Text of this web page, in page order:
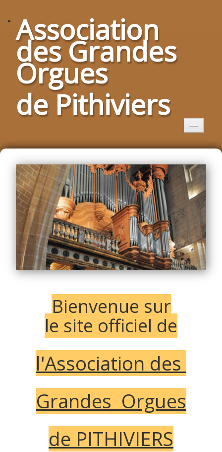
Association
des Grandes
Orgues
de Pithiviers
Accueil
Les Grandes Orgues
Restauration
Titulaire et suppléants
Enregistrements
Facebook et Contact
Bienvenue sur
le site officiel de
l'Association des
Grandes Orgues
de PITHIVIERS